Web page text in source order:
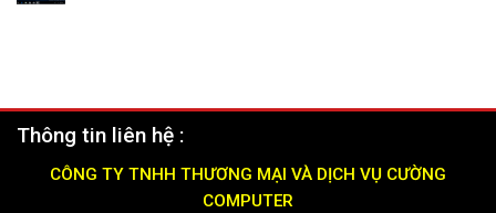
Thông tin liên hệ :
CÔNG TY TNHH THƯƠNG MẠI VÀ DỊCH VỤ CƯỜNG
COMPUTER